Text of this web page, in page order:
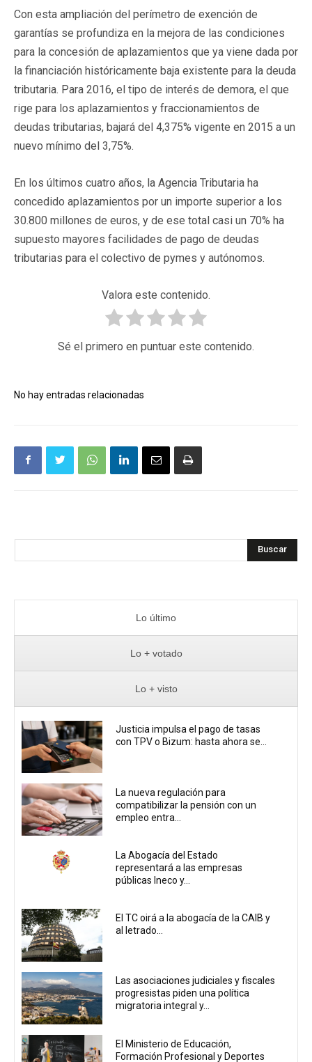
Con esta ampliación del perímetro de exención de
garantías se profundiza en la mejora de las condiciones
para la concesión de aplazamientos que ya viene dada por
la financiación históricamente baja existente para la deuda
tributaria. Para 2016, el tipo de interés de demora, el que
rige para los aplazamientos y fraccionamientos de
deudas tributarias, bajará del 4,375% vigente en 2015 a un
nuevo mínimo del 3,75%.
En los últimos cuatro años, la Agencia Tributaria ha
concedido aplazamientos por un importe superior a los
30.800 millones de euros, y de ese total casi un 70% ha
supuesto mayores facilidades de pago de deudas
tributarias para el colectivo de pymes y autónomos.
Valora este contenido.
Sé el primero en puntuar este contenido.
No hay entradas relacionadas
Buscar
Lo último
Lo + votado
Lo + visto
Justicia impulsa el pago de tasas
con TPV o Bizum: hasta ahora se...
La nueva regulación para
compatibilizar la pensión con un
empleo entra...
La Abogacía del Estado
representará a las empresas
públicas Ineco y...
El TC oirá a la abogacía de la CAIB y
al letrado...
Las asociaciones judiciales y fiscales
progresistas piden una política
migratoria integral y...
El Ministerio de Educación,
Formación Profesional y Deportes